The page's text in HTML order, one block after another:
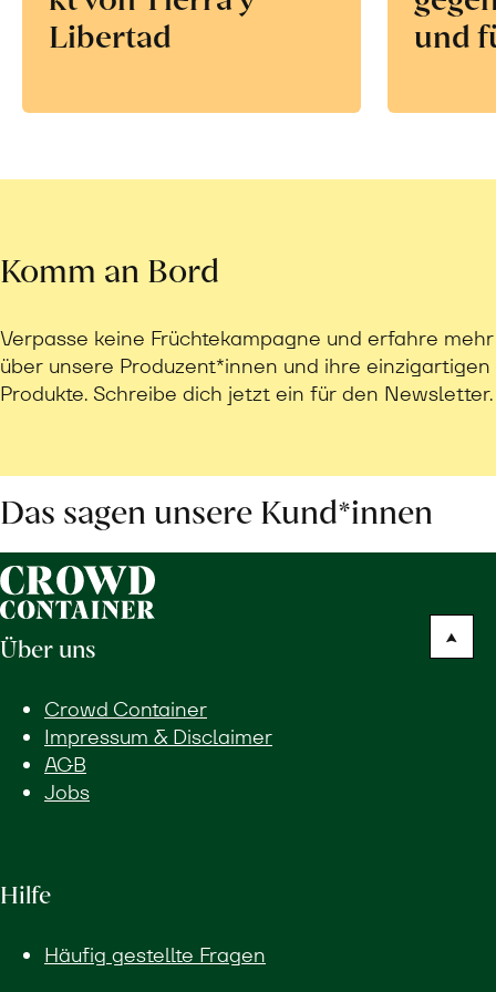
Libertad
und
Komm an Bord
Verpasse keine Früchtekampagne und erfahre mehr
über unsere Produzent*innen und ihre einzigartigen
Produkte. Schreibe dich jetzt ein für den Newsletter.
Das sagen unsere Kund*innen
Über uns
Crowd Container
Impressum & Disclaimer
AGB
Jobs
Hilfe
Häufig gestellte Fragen